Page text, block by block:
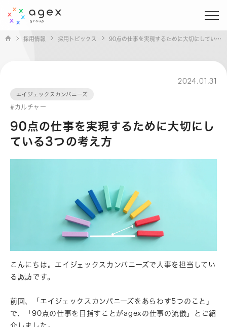
採用情報 採用トピックス 90点の仕事を実現するために大切にしている3つの考え方
2024.01.31
エイジェックスカンパニーズ
#カルチャー
90点の仕事を実現するために大切にし
ている3つの考え方
こんにちは。エイジェックスカンパニーズで人事を担当してい
る諏訪です。
前回、「エイジェックスカンパニーズをあらわす5つのこと」
で、「90点の仕事を目指すことがagexの仕事の流儀」とご紹
介しました。